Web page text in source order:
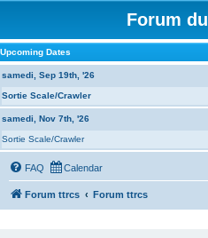
Forum
Upcoming Dates
samedi, Sep 19th, '26
Sortie Scale/Crawler
samedi, Nov 7th, '26
Sortie Scale/Crawler
FAQ Calendar
Forum ttrcs Forum ttrcs